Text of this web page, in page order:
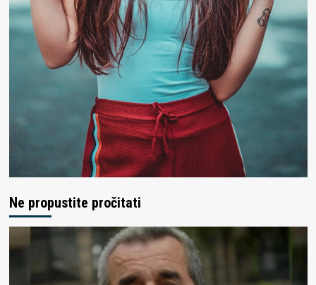
Ne propustite pročitati